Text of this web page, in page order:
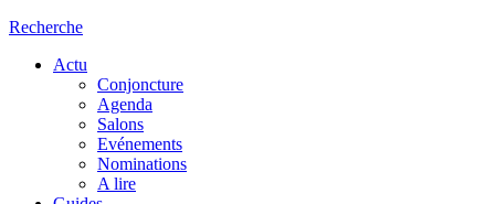
Recherche
Actu
Conjoncture
Agenda
Salons
Evénements
Nominations
A lire